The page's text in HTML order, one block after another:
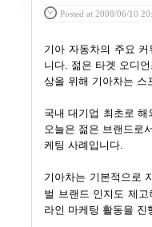
Posted at 2008/06/10
기아 자동차의 주요 커
니다. 젊은 타겟 오디
상을 위해 기아차는 스
국내 대기업 최초로
오늘은 젊은 브랜드로
케팅 사례입니다.
기아차는 기본적으로
벌 브랜드 인지도 제
라인 마케팅 활동을 진